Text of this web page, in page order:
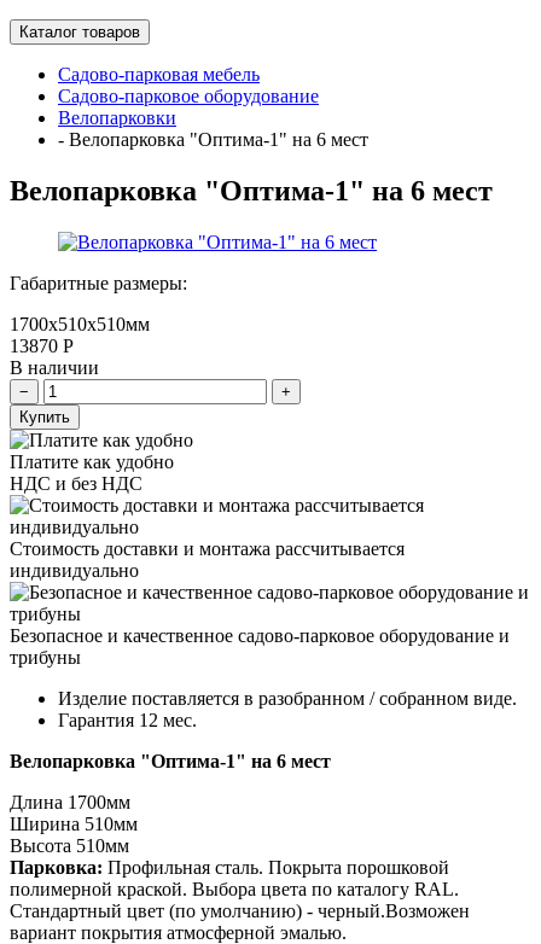
Каталог товаров
Садово-парковая мебель
Садово-парковое оборудование
Велопарковки
- Велопарковка "Оптима-1" на 6 мест
Велопарковка "Оптима-1" на 6 мест
Габаритные размеры:
1700х510х510мм
13870 Р
В наличии
Купить
Платите как удобно
НДС и без НДС
Стоимость доставки и монтажа рассчитывается
индивидуально
Безопасное и качественное садово-парковое оборудование и
трибуны
Изделие поставляется в разобранном / собранном виде.
Гарантия 12 мес.
Велопарковка "Оптима-1" на 6 мест
Длина 1700мм
Ширина 510мм
Высота 510мм
Парковка: Профильная сталь. Покрыта порошковой
полимерной краской. Выбора цвета по каталогу RAL.
Стандартный цвет (по умолчанию) - черный.Возможен
вариант покрытия атмосферной эмалью.